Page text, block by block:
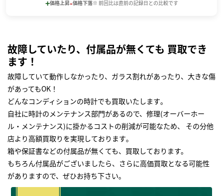
+価格上昇-価格下落※ 前回比は直前の記録日との比較です
故障していたり、付属品が無くても 買取でき
ます！
故障していて動作しなかったり、ガラス割れがあったり、大きな傷
があってもOK！
どんなコンディションの時計でも買取いたします｡
自社に時計のメンテナンス部門があるので、修理(オーバーホー
ル・メンテナンス)に掛かるコストの削減が可能なため、 その分他
店より高額買取りを実現しております｡
箱や保証書などの付属品が無くても、買取しております。
もちろん付属品がございましたら、さらに高価買取となる可能性
がありますので、ぜひお持ち下さい｡